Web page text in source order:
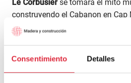
Consentimiento Detalles
Le Corbusier se tomará el mito
construyendo el Cabanon en
que retrata al arquitecto más que
Asplund escenifica con ella su
Salvaje ya con sirvientes, con la
de la mano o, mejor dicho, al